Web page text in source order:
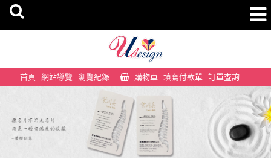
首頁 網站導覽 瀏覽紀錄 購物車 填寫付款單 訂單查詢